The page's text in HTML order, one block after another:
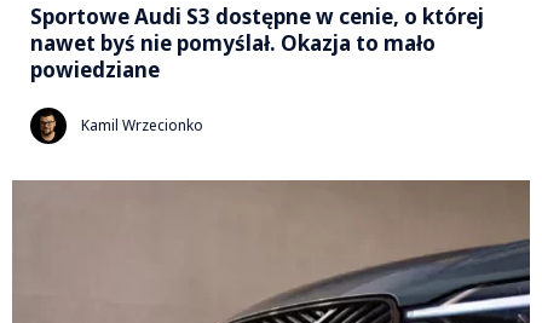
Sportowe Audi S3 dostępne w cenie, o której
nawet byś nie pomyślał. Okazja to mało
powiedziane
Kamil Wrzecionko